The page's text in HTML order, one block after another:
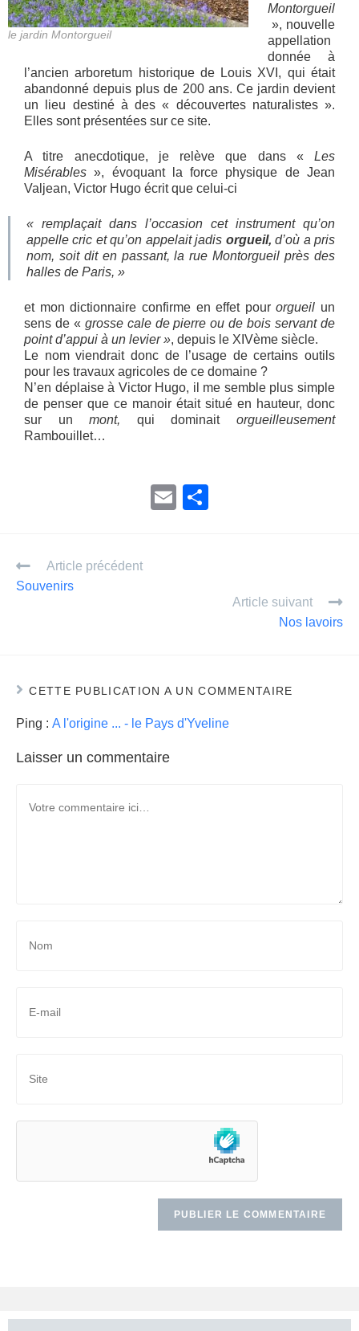
le jardin Montorgueil
Montorgueil
», nouvelle
appellation
donnée à
l’ancien arboretum historique de Louis XVI, qui était
abandonné depuis plus de 200 ans. Ce jardin devient
un lieu destiné à des « découvertes naturalistes ».
Elles sont présentées sur ce site.
A titre anecdotique, je relève que dans « Les
Misérables », évoquant la force physique de Jean
Valjean, Victor Hugo écrit que celui-ci
« remplaçait dans l’occasion cet instrument qu’on
appelle cric et qu’on appelait jadis orgueil, d’où a pris
nom, soit dit en passant, la rue Montorgueil près des
halles de Paris, »
et mon dictionnaire confirme en effet pourorgueil un
sens de « grosse cale de pierre ou de bois servant de
point d’appui à un levier », depuis le XIVème siècle.
Le nom viendrait donc de l’usage de certains outils
pour les travaux agricoles de ce domaine ?
N’en déplaise à Victor Hugo, il me semble plus simple
de penser que ce manoir était situé en hauteur, donc
sur unmont, qui dominaitorgueilleusement
Rambouillet…
E
er
Article précédent
Souvenirs
Article suivant
Nos lavoirs
CETTE PUBLICATION A UN COMMENTAIRE
Ping : A l'origine ... - le Pays d'Yveline
Laisser un commentaire